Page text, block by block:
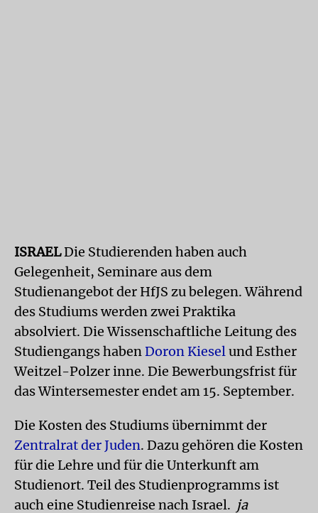
ISRAELDie Studierenden haben auch
Gelegenheit, Seminare aus dem
Studienangebot der HfJS zu belegen. Während
des Studiums werden zwei Praktika
absolviert. Die Wissenschaftliche Leitung des
Studiengangs habenDoron Kieselund Esther
Weitzel-Polzer inne. Die Bewerbungsfrist für
das Wintersemester endet am 15. September.
Die Kosten des Studiums übernimmt der
Zentralrat der Juden. Dazu gehören die Kosten
für die Lehre und für die Unterkunft am
Studienort. Teil des Studienprogramms ist
auch eine Studienreise nach Israel. ja